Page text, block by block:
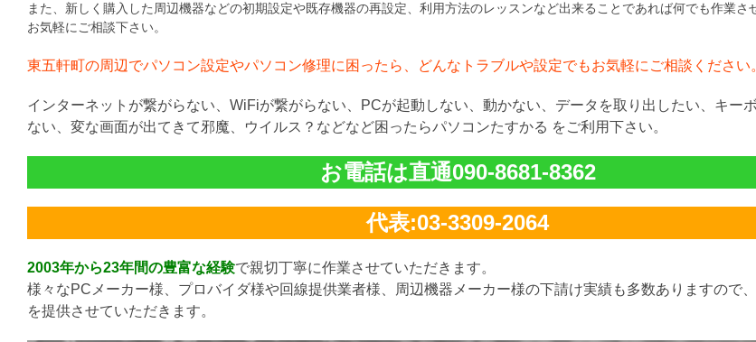
また、新しく購入した周辺機器などの初期設定や既存機器の再設定、利用方法のレッスンなど出来ることであれば何でも作業さ
お気軽にご相談下さい。
東五軒町の周辺でパソコン設定やパソコン修理に困ったら、どんなトラブルや設定でもお気軽にご相談ください
インターネットが繋がらない、WiFiが繋がらない、PCが起動しない、動かない、データを取り出したい、キー
ない、変な画面が出てきて邪魔、ウイルス？などなど困ったらパソコンたすかる をご利用下さい。
お電話は直通090-8681-8362
代表:03-3309-2064
2003年から23年間の豊富な経験で親切丁寧に作業させていただきます。
様々なPCメーカー様、プロバイダ様や回線提供業者様、周辺機器メーカー様の下請け実績も多数ありますので
を提供させていただきます。